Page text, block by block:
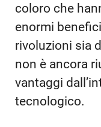
coloro che
enormi
rivoluzioni sia
non è ancora
vantaggi
tecnologico.